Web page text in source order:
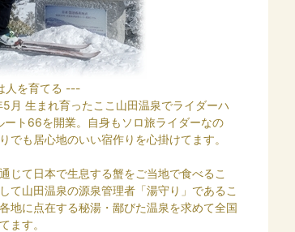
人を育てる ---
月 生まれ育ったここ山田温泉でライダーハ
ート66を開業。自身もソロ旅ライダーなの
でも居心地のいい宿作りを心掛けてます。
じて日本で生息する蟹をご当地で食べるこ
て山田温泉の源泉管理者「湯守り」であるこ
地に点在する秘湯・鄙びた温泉を求めて全国
ます。